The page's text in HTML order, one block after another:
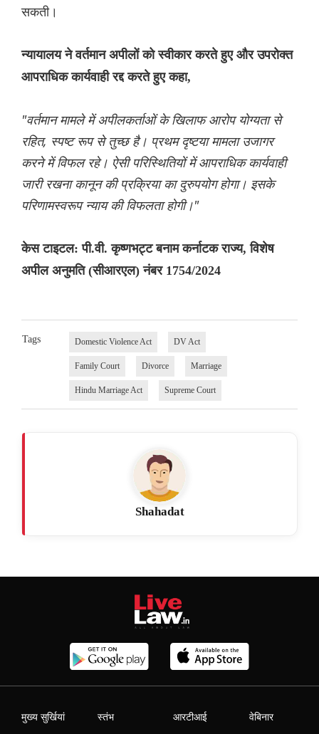
सकती।
न्यायालय ने वर्तमान अपीलों को स्वीकार करते हुए और उपरोक्त
आपराधिक कार्यवाही रद्द करते हुए कहा,
"वर्तमान मामले में अपीलकर्ताओं के खिलाफ आरोप योग्यता से
रहित, स्पष्ट रूप से तुच्छ है। प्रथम दृष्टया मामला उजागर
करने में विफल रहे। ऐसी परिस्थितियों में आपराधिक कार्यवाही
जारी रखना कानून की प्रक्रिया का दुरुपयोग होगा। इसके
परिणामस्वरूप न्याय की विफलता होगी।"
केस टाइटल: पी.वी. कृष्णभट्ट बनाम कर्नाटक राज्य, विशेष
अपील अनुमति (सीआरएल) नंबर 1754/2024
Tags Domestic Violence Act DV Act
Family Court Divorce Marriage
Hindu Marriage Act Supreme Court
Shahadat
मुख्य सुर्खियां स्तंभ आरटीआई वेबिनार